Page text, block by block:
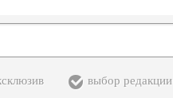
выбор редакции